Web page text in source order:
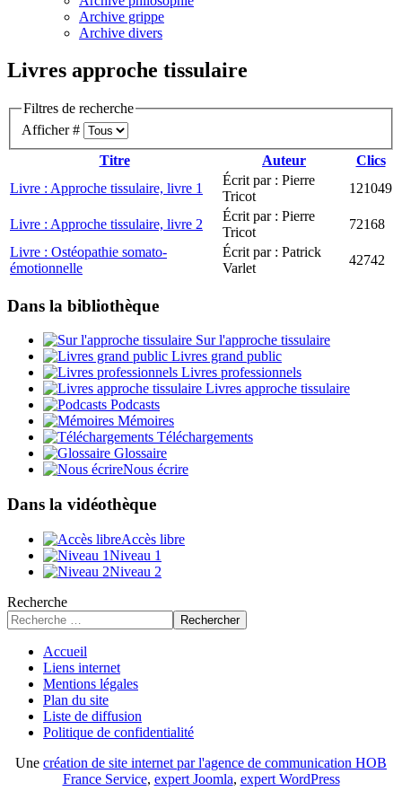
Archive grippe
Archive divers
Livres approche tissulaire
Filtres de recherche
Afficher #
Titre
Auteur
Clics
Livre : Approche tissulaire, livre 1
Écrit par : Pierre
Tricot
121049
Livre : Approche tissulaire, livre 2
Écrit par : Pierre
Tricot
72168
Livre : Ostéopathie somato-
émotionnelle
Écrit par : Patrick
Varlet
42742
Dans la bibliothèque
Sur l'approche tissulaire
Livres grand public
Livres professionnels
Livres approche tissulaire
Podcasts
Mémoires
Téléchargements
Glossaire
Nous écrire
Dans la vidéothèque
Accès libre
Niveau 1
Niveau 2
Recherche
Rechercher
Accueil
Liens internet
Mentions légales
Plan du site
Liste de diffusion
Politique de confidentialité
Une création de site internet par l'agence de communication HOB
France Service, expert Joomla, expert WordPress